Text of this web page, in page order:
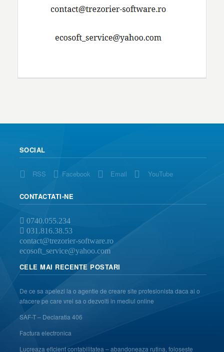
SOCIAL
RSS Facebook Email YouTube
CONTACTATI-NE
0740.055.234
031.816.38.53
contact@trezorier-software.ro
ecosoft_service@yahoo.com
CELE MAI RECENTE POSTARI
De ce sa apelezi la o agentie de creare site profesionista daca ai o
afacere pe care vrei sa o dezvolti in mediul online
SAF-T – Declaratia 406
Factura electronica
Lucreaza eficient contabilitatea – abandoneaza rutina, foloseste